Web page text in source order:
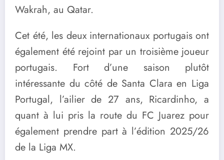
Wakrah, au Qatar.
Cet été, les deux internationaux portugais ont
également été rejoint par un troisième joueur
portugais. Fort d’une saison plutôt
intéressante du côté de Santa Clara en Liga
Portugal, l’ailier de 27 ans, Ricardinho, a
quant à lui pris la route du FC Juarez pour
également prendre part à l’édition 2025/26
de la Liga MX.